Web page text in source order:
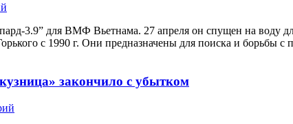
3.9” для ВМФ Вьетнама. 27 апреля он спущен на
с 1990 г. Они предназначены для поиска и
закончило с убытком